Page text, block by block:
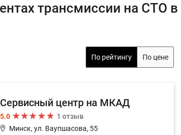
трансмиссии на СТО в
По рейтингу По цене
Сервисный центр на МКАД
5.0
1 отзыв
Минск, ул. Ваупшасова, 55